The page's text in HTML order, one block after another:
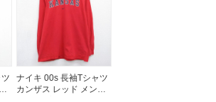
ナイキ 00s 長袖Tシャツ
カンザス レッド メンズL